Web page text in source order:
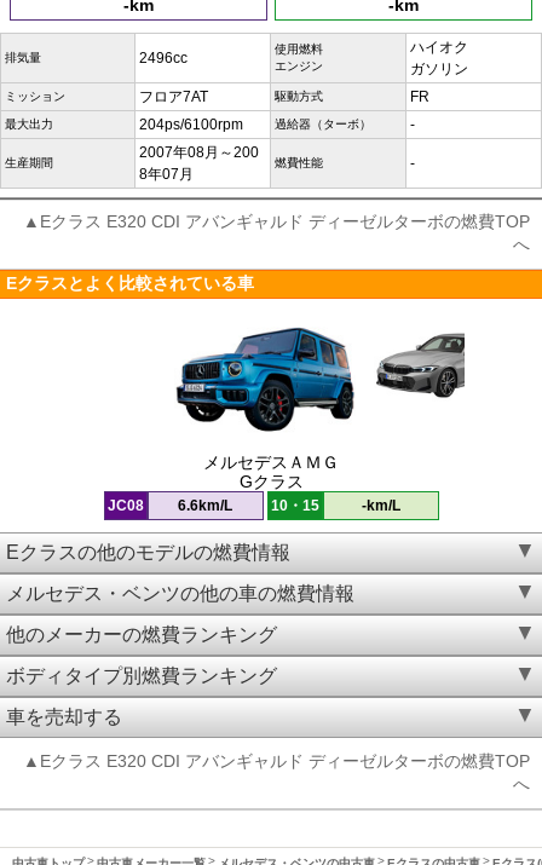
-km -km
排気量 2496cc
使用燃料
エンジン
ハイオク
ガソリン
ミッション フロア7AT 駆動方式 FR
最大出力 204ps/6100rpm 過給器（ターボ） -
生産期間
2007年08月～200
8年07月
燃費性能 -
▲Eクラス E320 CDI アバンギャルド ディーゼルターボの燃費TOP
へ
Eクラスとよく比較されている車
メルセデスＡＭＧ
Gクラス
JC08 6.6km/L 10・15 -km/L
Eクラスの他のモデルの燃費情報
メルセデス・ベンツの他の車の燃費情報
他のメーカーの燃費ランキング
ボディタイプ別燃費ランキング
車を売却する
▲Eクラス E320 CDI アバンギャルド ディーゼルターボの燃費TOP
へ